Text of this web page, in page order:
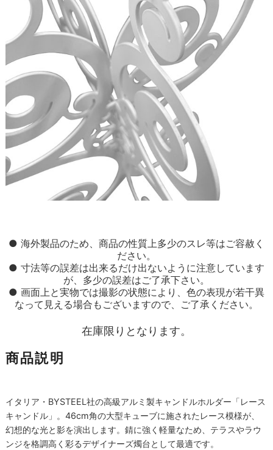
● 海外製品のため、商品の性質上多少のスレ等はご容赦く
ださい。
● 寸法等の誤差は出来るだけ出ないように注意しています
が、多少の誤差はご了承下さい。
● 画面上と実物では撮影の状態により、色の表現が若干異
なって見える場合もございますので、ご了承ください。
在庫限りとなります。
商品説明
イタリア・BYSTEEL社の高級アルミ製キャンドルホルダー「レース
キャンドル」。46cm角の大型キューブに施されたレース模様が、
幻想的な光と影を演出します。錆に強く軽量なため、テラスやラウ
ンジを格調高く彩るデザイナーズ燭台として最適です。